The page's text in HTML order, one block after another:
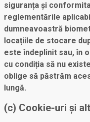
siguranța și
reglementările
dumneavoastră
locațiile de stocare
este îndeplinit sau, în
cu condiția să nu
oblige să păstrăm
lungă.
(c) Cookie-uri și